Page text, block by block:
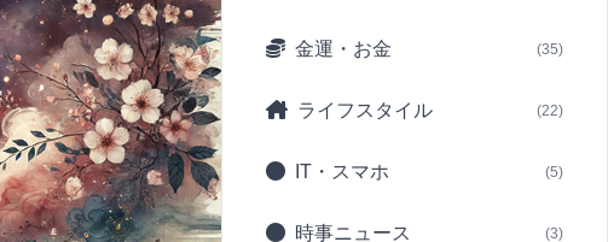
金運・お金 (35)
ライフスタイル (22)
IT・スマホ (5)
時事ニュース (3)